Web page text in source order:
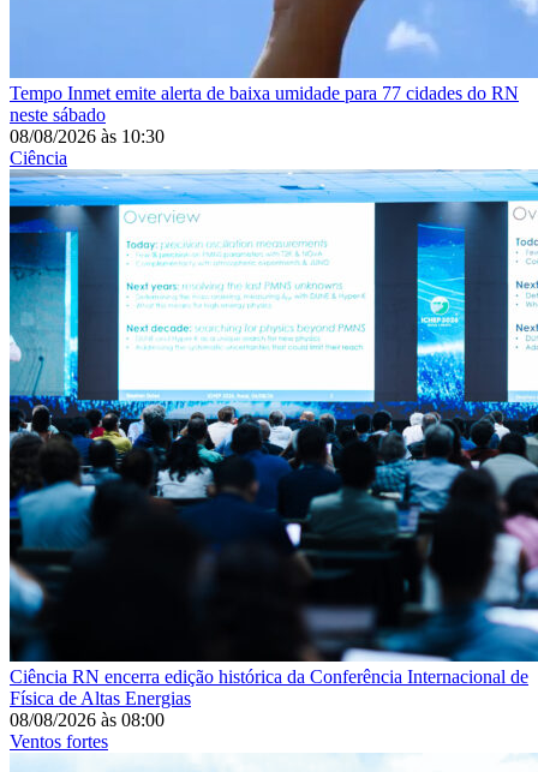
Tempo Inmet emite alerta de baixa umidade para 77 cidades do RN
neste sábado
08/08/2026 às 10:30
Ciência
Ciência RN encerra edição histórica da Conferência Internacional de
Física de Altas Energias
08/08/2026 às 08:00
Ventos fortes